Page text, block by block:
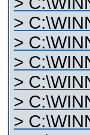
>
>
>
>
>
>